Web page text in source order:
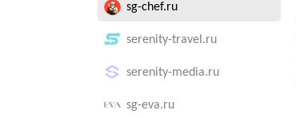
sg-chef.ru
serenity-travel.ru
serenity-media.ru
sg-eva.ru